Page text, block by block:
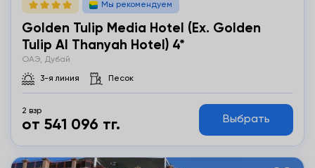
Мы рекомендуем
Golden Tulip Media Hotel (ex. Golden
Tulip Al Thanyah Hotel) 4*
ОАЭ, Дубай
3-я линия Песок
2 взр
от 541 096 тг. Выбрать
Подробнее